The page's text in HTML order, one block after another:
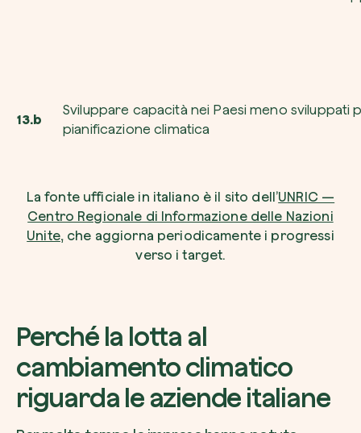
13.b
Sviluppare capacità nei Paesi meno sviluppati
pianificazione climatica
La fonte ufficiale in italiano è il sito dell’UNRIC —
Centro Regionale di Informazione delle Nazioni
Unite, che aggiorna periodicamente i progressi
verso i target.
Perché la lotta al
cambiamento climatico
riguarda le aziende italiane